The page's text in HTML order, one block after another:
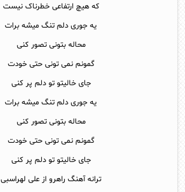
که هیچ ارتفاعی خطرناک نیست
یه جوری دلم تنگ میشه برات
محاله بتونی تصور کنی
گمونم نمی تونی حتی خودت
جای خالیتو تو دلم پر کنی
یه جوری دلم تنگ میشه برات
محاله بتونی تصور کنی
گمونم نمی تونی حتی خودت
جای خالیتو تو دلم پر کنی
ترانه آهنگ راهرو از علی لهراسبی